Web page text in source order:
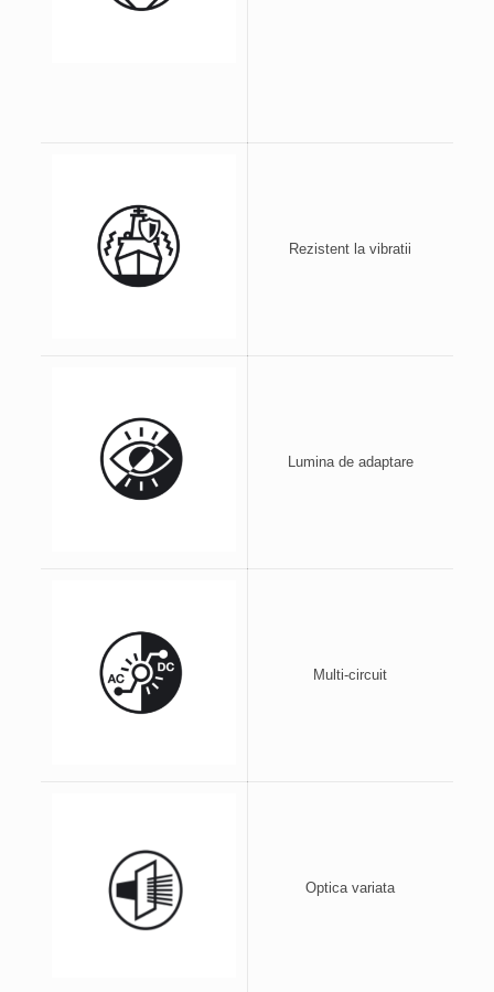
Rezistent la vibratii
Lumina de adaptare
Multi-circuit
Optica variata